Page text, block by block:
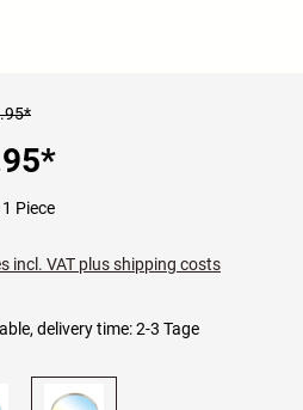
*
1 Piece
incl. VAT plus shipping costs
delivery time: 2-3 Tage